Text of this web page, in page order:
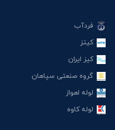
فردآب
کیتز
کیز ایران
گروه صنعتی سپاهان
لوله اهواز
لوله کاوه